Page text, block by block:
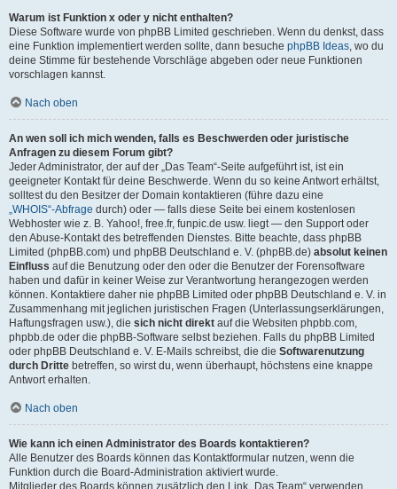
Warum ist Funktion x oder y nicht enthalten?
Diese Software wurde von phpBB Limited geschrieben. Wenn du denkst, dass
eine Funktion implementiert werden sollte, dann besuche phpBB Ideas, wo du
deine Stimme für bestehende Vorschläge abgeben oder neue Funktionen
vorschlagen kannst.
Nach oben
An wen soll ich mich wenden, falls es Beschwerden oder juristische
Anfragen zu diesem Forum gibt?
Jeder Administrator, der auf der „Das Team“-Seite aufgeführt ist, ist ein
geeigneter Kontakt für deine Beschwerde. Wenn du so keine Antwort erhältst,
solltest du den Besitzer der Domain kontaktieren (führe dazu eine
„WHOIS“-Abfrage durch) oder — falls diese Seite bei einem kostenlosen
Webhoster wie z. B. Yahoo!, free.fr, funpic.de usw. liegt — den Support oder
den Abuse-Kontakt des betreffenden Dienstes. Bitte beachte, dass phpBB
Limited (phpBB.com) und phpBB Deutschland e. V. (phpBB.de) absolut keinen
Einfluss auf die Benutzung oder den oder die Benutzer der Forensoftware
haben und dafür in keiner Weise zur Verantwortung herangezogen werden
können. Kontaktiere daher nie phpBB Limited oder phpBB Deutschland e. V. in
Zusammenhang mit jeglichen juristischen Fragen (Unterlassungserklärungen,
Haftungsfragen usw.), die sich nicht direkt auf die Websiten phpbb.com,
phpbb.de oder die phpBB-Software selbst beziehen. Falls du phpBB Limited
oder phpBB Deutschland e. V. E-Mails schreibst, die die Softwarenutzung
durch Dritte betreffen, so wirst du, wenn überhaupt, höchstens eine knappe
Antwort erhalten.
Nach oben
Wie kann ich einen Administrator des Boards kontaktieren?
Alle Benutzer des Boards können das Kontaktformular nutzen, wenn die
Funktion durch die Board-Administration aktiviert wurde.
Mitglieder des Boards können zusätzlich den Link „Das Team“ verwenden.